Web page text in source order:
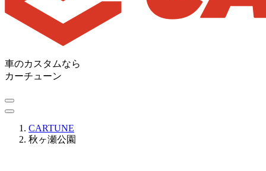
車のカスタムなら
カーチューン
CARTUNE
秋ヶ瀬公園